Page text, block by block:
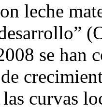
leche
se han
curvas